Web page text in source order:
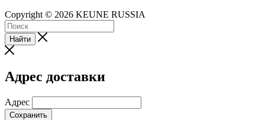
Copyright © 2026 KEUNE RUSSIA
Найти
Адрес доставки
Адрес
Сохранить